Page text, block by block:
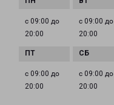
с 09:00 до
20:00
с 09:00 до
20:00
с 09:00 до
20:00
с 09:00 до
20:00